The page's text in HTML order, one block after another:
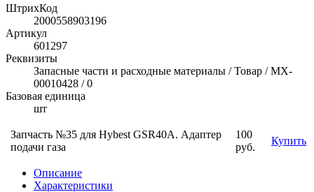
ШтрихКод
2000558903196
Артикул
601297
Реквизиты
Запасные части и расходные материалы / Товар / MX-
00010428 / 0
Базовая единица
шт
Запчасть №35 для Hybest GSR40A. Адаптер
подачи газа
100
руб.
Купить
Описание
Характеристики